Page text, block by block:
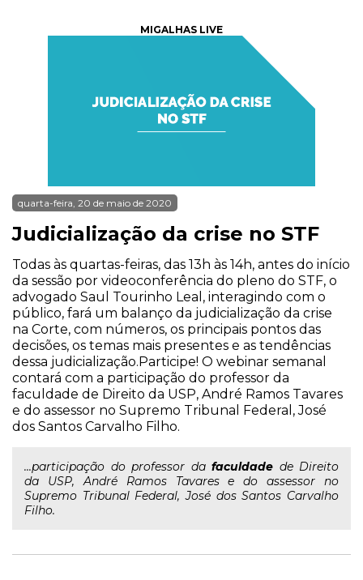
MIGALHAS LIVE
quarta-feira, 20 de maio de 2020
Judicialização da crise no STF
Todas às quartas-feiras, das 13h às 14h, antes do início
da sessão por videoconferência do pleno do STF, o
advogado Saul Tourinho Leal, interagindo com o
público, fará um balanço da judicialização da crise
na Corte, com números, os principais pontos das
decisões, os temas mais presentes e as tendências
dessa judicialização.Participe! O webinar semanal
contará com a participação do professor da
faculdade de Direito da USP, André Ramos Tavares
e do assessor no Supremo Tribunal Federal, José
dos Santos Carvalho Filho.
...participação do professor da faculdade de Direito
da USP, André Ramos Tavares e do assessor no
Supremo Tribunal Federal, José dos Santos Carvalho
Filho.